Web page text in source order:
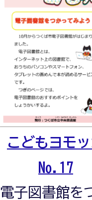
こどもヨモ
No.17
電子図書館を